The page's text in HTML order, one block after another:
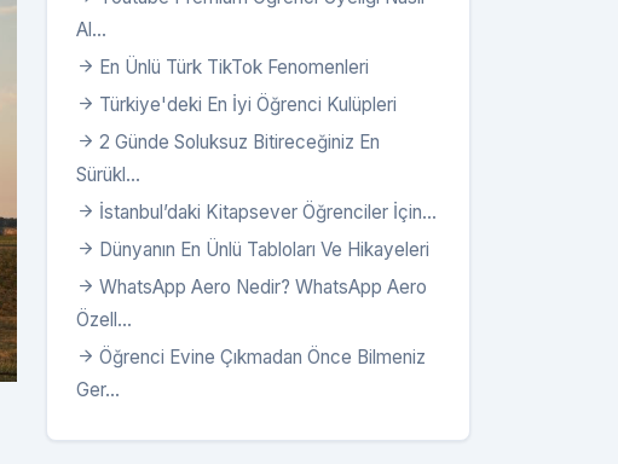
Al...
En Ünlü Türk TikTok Fenomenleri
Türkiye'deki En İyi Öğrenci Kulüpleri
2 Günde Soluksuz Bitireceğiniz En
Sürükl...
İstanbul’daki Kitapsever Öğrenciler İçin...
Dünyanın En Ünlü Tabloları Ve Hikayeleri
WhatsApp Aero Nedir? WhatsApp Aero
Özell...
Öğrenci Evine Çıkmadan Önce Bilmeniz
Ger...